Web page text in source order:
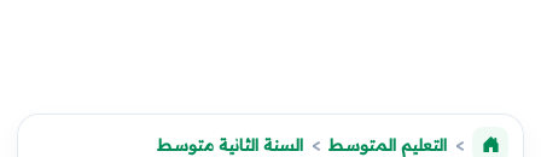
التعليم المتوسط السنة الثانية متوسط